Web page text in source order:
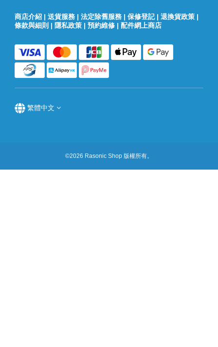
商店介紹 | 送貨服務 | 法定除舊服務 | 保修登記| 退換貨政策 |
條款與細則 | 隱私政策 | 預約維修 | 配件網上商店
繁體中文
©2026 Rasonic Shop 版權所有。